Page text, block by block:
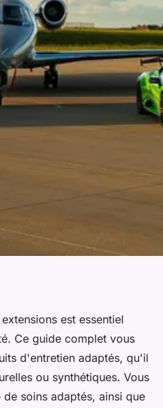
et
extensions :
de lecture
est essentiel
Ce guide complet vous
d'entretien adaptés, qu'il
ou synthétiques. Vous
soins adaptés, ainsi que